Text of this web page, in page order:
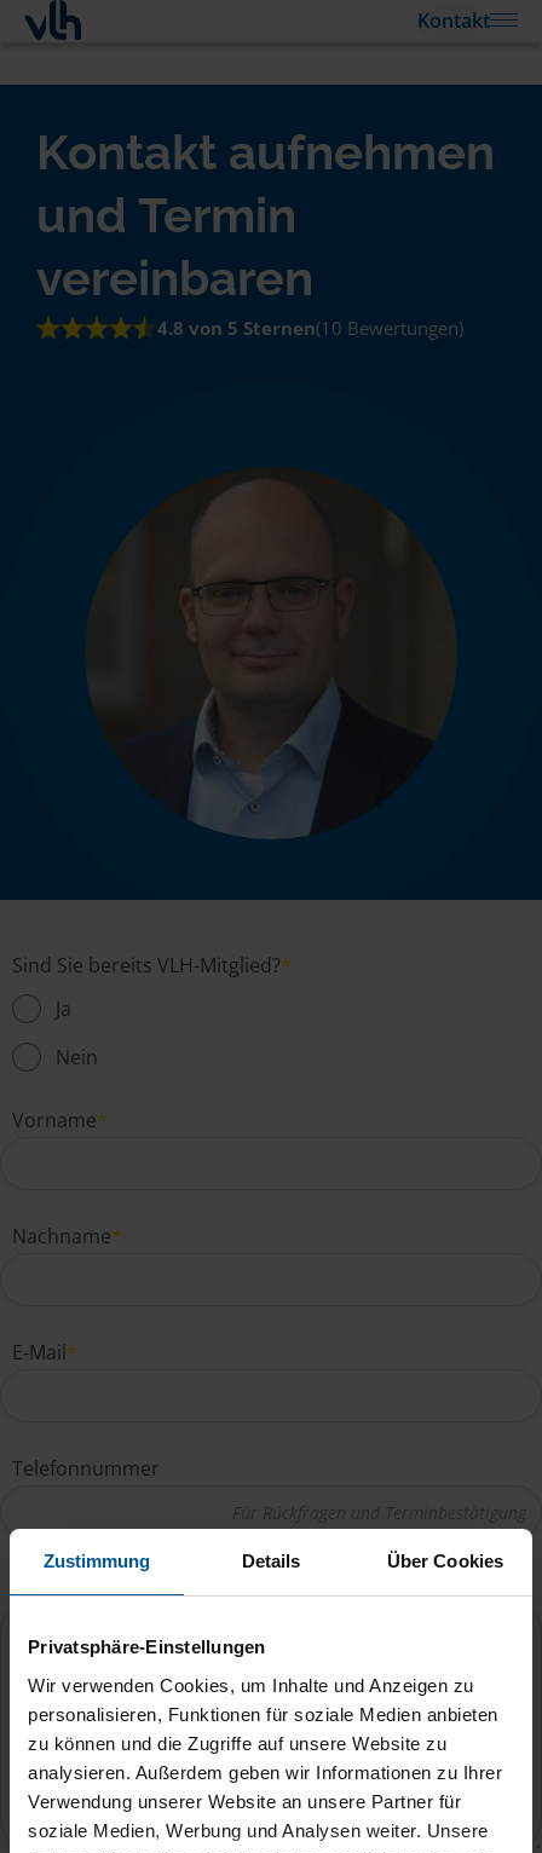
Zustimmung Details Über Cookies
Privatsphäre-Einstellungen
Wir verwenden Cookies, um Inhalte und Anzeigen zu
personalisieren, Funktionen für soziale Medien anbieten
zu können und die Zugriffe auf unsere Website zu
analysieren. Außerdem geben wir Informationen zu Ihrer
Verwendung unserer Website an unsere Partner für
soziale Medien, Werbung und Analysen weiter. Unsere
Kontakt
Kontakt aufnehmen
und Termin
vereinbaren
4.8 von 5 Sternen(10 Bewertungen)
Sind Sie bereits VLH-Mitglied?*
Ja
Nein
Vorname*
Nachname*
E-Mail*
Telefonnummer